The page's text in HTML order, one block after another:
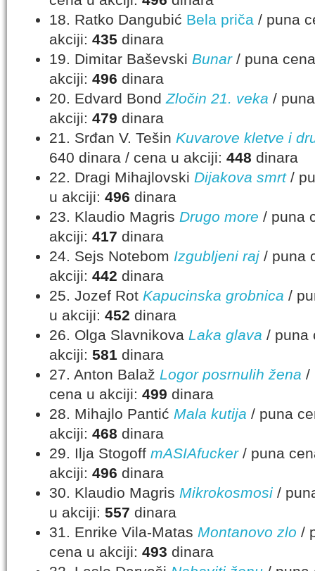
18. Ratko Dangubić Bela priča / puna
akciji: 435 dinara
19. Dimitar Baševski Bunar/ puna
akciji: 496 dinara
20. Edvard Bond Zločin 21. veka /
akciji: 479 dinara
21. Srđan V. Tešin Kuvarove kletve i
640 dinara / cena u akciji: 448 dinara
22. Dragi Mihajlovski Dijakova smrt/
u akciji: 496 dinara
23. Klaudio Magris Drugo more / puna
akciji: 417 dinara
24. Sejs Notebom Izgubljeni raj / puna
akciji: 442 dinara
25. Jozef Rot Kapucinska grobnica /
u akciji: 452 dinara
26. Olga Slavnikova Laka glava / puna
akciji: 581 dinara
27. Anton Balaž Logor posrnulih žena /
cena u akciji: 499 dinara
28. Mihajlo Pantić Mala kutija / puna
akciji: 468 dinara
29. Ilja Stogoff mASIAfucker/ puna
akciji: 496 dinara
30. Klaudio Magris Mikrokosmosi /
u akciji: 557 dinara
31. Enrike Vila-Matas Montanovo zlo /
cena u akciji: 493 dinara